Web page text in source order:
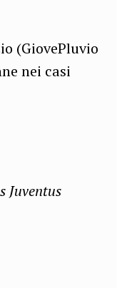
(GiovePluvio
nei casi
Juventus